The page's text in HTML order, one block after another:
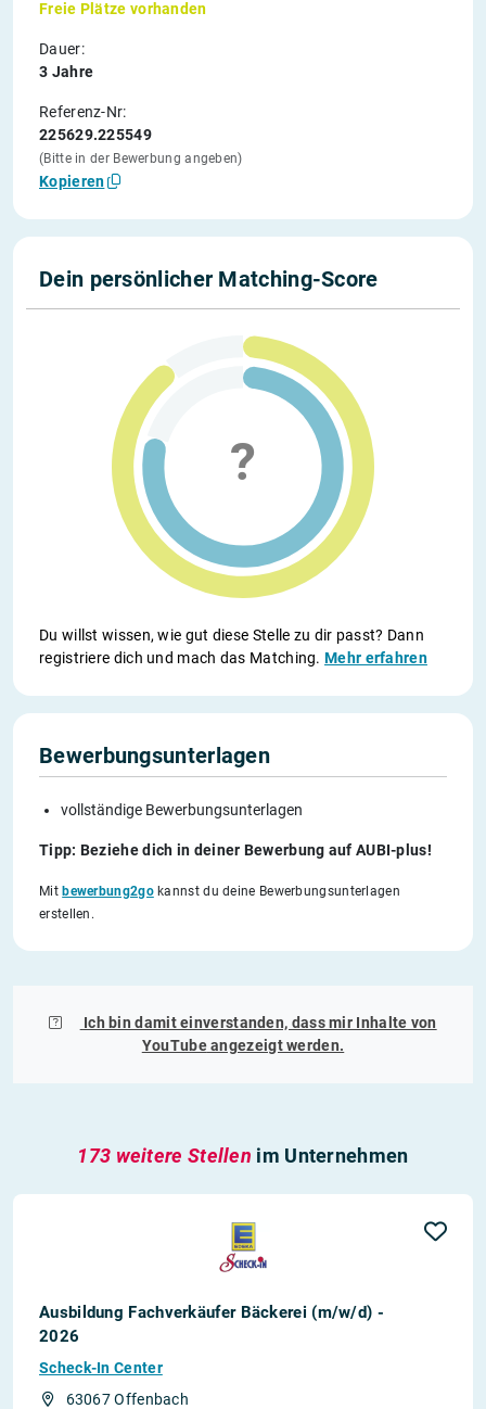
Freie Plätze vorhanden
Dauer:
3 Jahre
Referenz-Nr:
225629.225549
(Bitte in der Bewerbung angeben)
Kopieren
Dein persönlicher Matching-Score
Du willst wissen, wie gut diese Stelle zu dir passt? Dann
registriere dich und mach das Matching.Mehr erfahren
Bewerbungsunterlagen
vollständige Bewerbungsunterlagen
Tipp: Beziehe dich in deiner Bewerbung auf AUBI-plus!
Mit bewerbung2gokannst du deine Bewerbungsunterlagen
erstellen.
Ich bin damit einverstanden, dass mir Inhalte von
YouTubeangezeigt werden.
173 weitere Stellen im Unternehmen
Ausbildung Fachverkäufer Bäckerei (m/w/d) -
2026
Scheck-In Center
63067 Offenbach